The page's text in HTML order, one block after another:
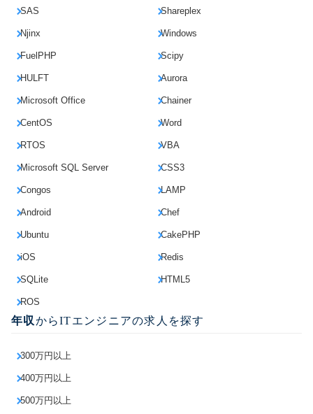
SAS Shareplex
Njinx Windows
FuelPHP Scipy
HULFT Aurora
Microsoft Office Chainer
CentOS Word
RTOS VBA
Microsoft SQL Server CSS3
Congos LAMP
Android Chef
Ubuntu CakePHP
iOS Redis
SQLite HTML5
ROS
年収からITエンジニアの求人を探す
300万円以上
400万円以上
500万円以上